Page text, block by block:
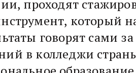
проходят
который
говорят сами за
в колледжи